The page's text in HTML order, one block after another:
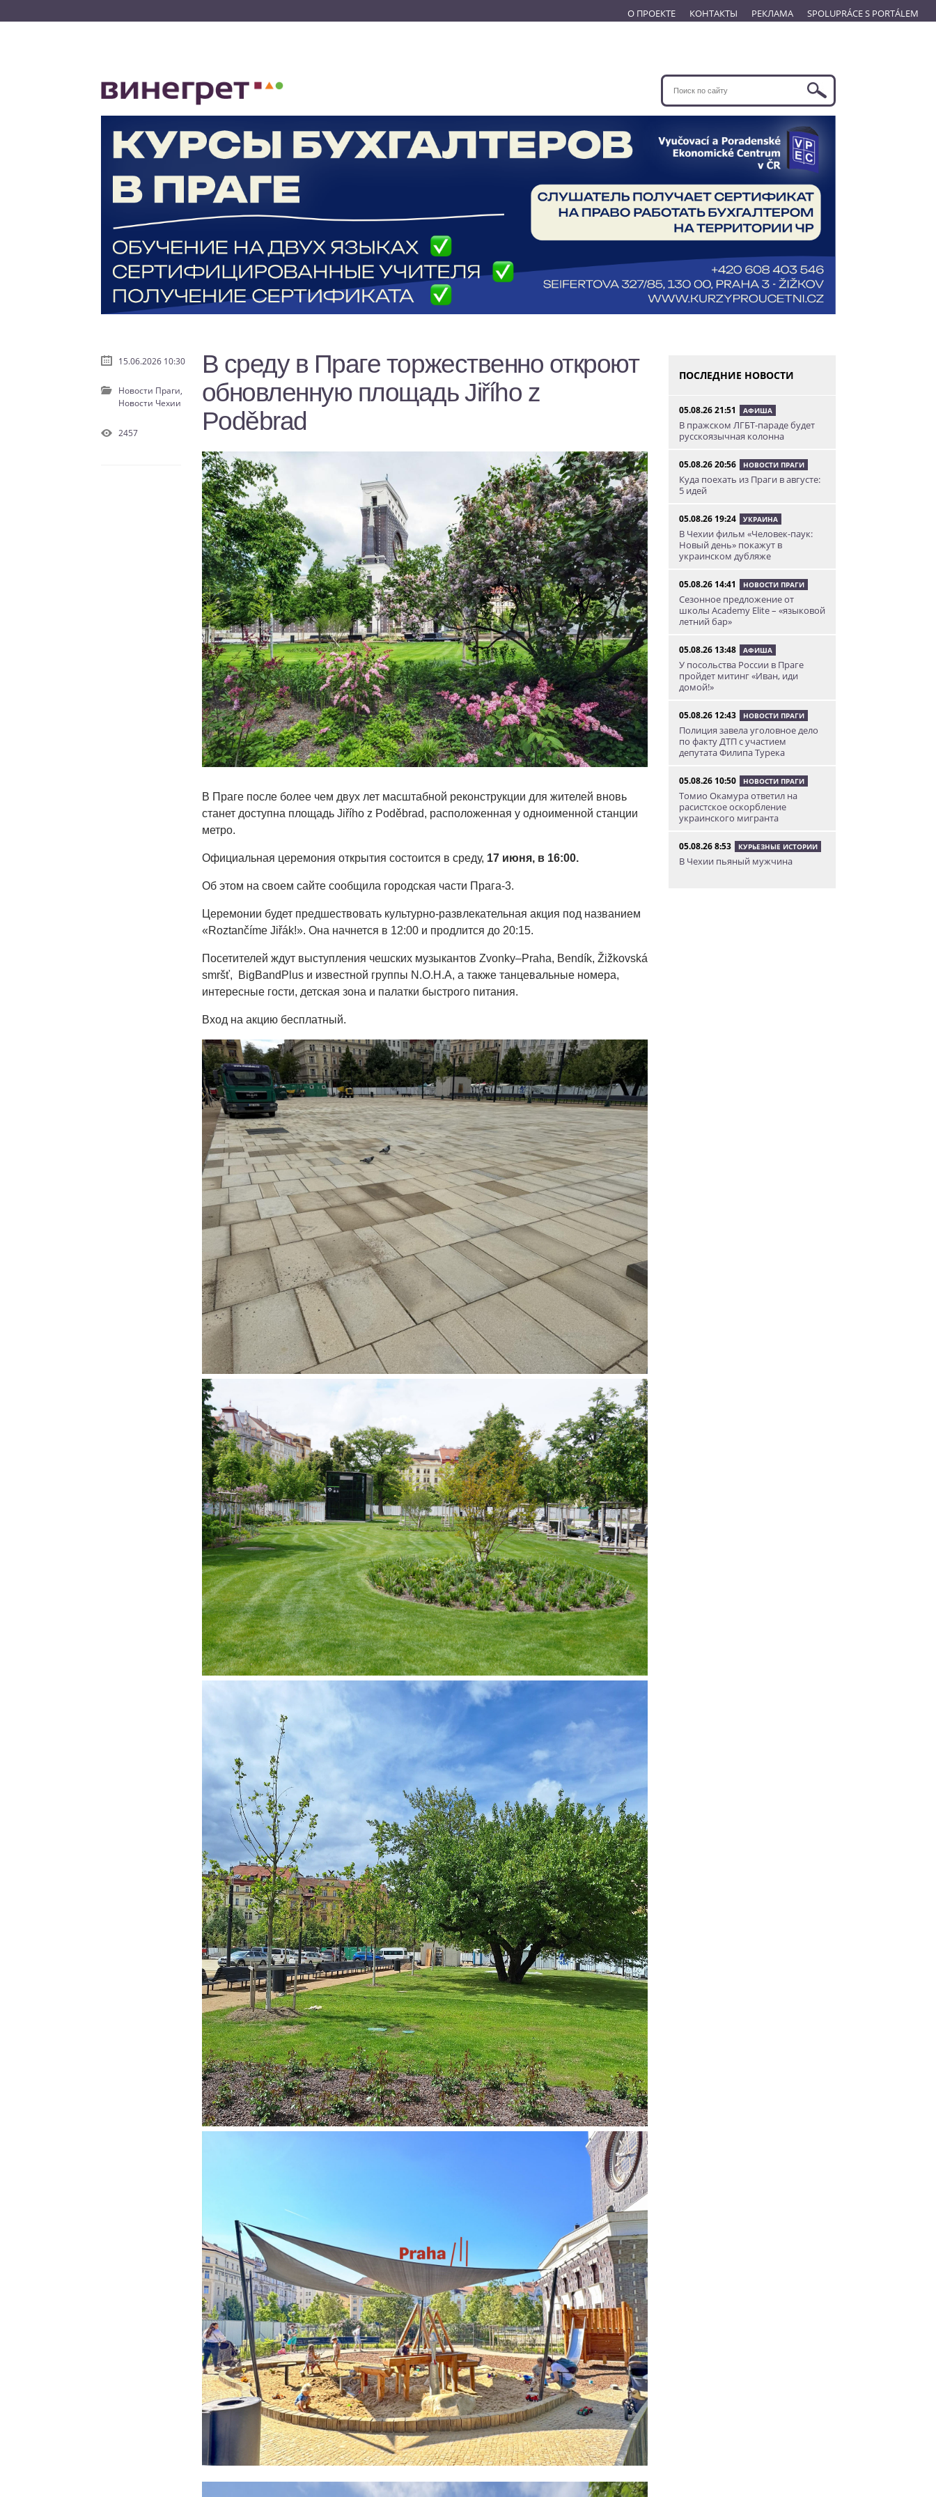
О ПРОЕКТЕ КОНТАКТЫ РЕКЛАМА SPOLUPRÁCE S PORTÁLEM
В среду в Праге торжественно откроют
обновленную площадь Jiřího z
Poděbrad
В Праге после более чем двух лет масштабной реконструкции для жителей вновь
станет доступна площадь Jiřího z Poděbrad, расположенная у одноименной станции
метро.
Официальная церемония открытия состоится в среду, 17 июня, в 16:00.
Об этом на своем сайте сообщила городская части Прага-3.
Церемонии будет предшествовать культурно-развлекательная акция под названием
«Roztančíme Jiřák!». Она начнется в 12:00 и продлится до 20:15.
Посетителей ждут выступления чешских музыкантов Zvonky–Praha, Bendík, Žižkovská
smršť, BigBandPlus и известной группы N.O.H.A, а также танцевальные номера,
интересные гости, детская зона и палатки быстрого питания.
Вход на акцию бесплатный.
15.06.2026 10:30
Новости Праги,
Новости Чехии
2457
ПОСЛЕДНИЕ НОВОСТИ
05.08.26 21:51 АФИША
В пражском ЛГБТ-параде будет
русскоязычная колонна
05.08.26 20:56 НОВОСТИ ПРАГИ
Куда поехать из Праги в августе:
5 идей
05.08.26 19:24 УКРАИНА
В Чехии фильм «Человек-паук:
Новый день» покажут в
украинском дубляже
05.08.26 14:41 НОВОСТИ ПРАГИ
Сезонное предложение от
школы Academy Elite – «языковой
летний бар»
05.08.26 13:48 АФИША
У посольства России в Праге
пройдет митинг «Иван, иди
домой!»
05.08.26 12:43 НОВОСТИ ПРАГИ
Полиция завела уголовное дело
по факту ДТП с участием
депутата Филипа Турека
05.08.26 10:50 НОВОСТИ ПРАГИ
Томио Окамура ответил на
расистское оскорбление
украинского мигранта
05.08.26 8:53 КУРЬЕЗНЫЕ ИСТОРИИ
В Чехии пьяный мужчина